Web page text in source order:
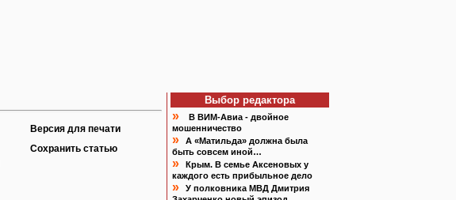
Версия для печати
Сохранить статью
Выбор редактора
»
В ВИМ-Авиа - двойное
мошенничество
»
А «Матильда» должна была
быть совсем иной…
»
Крым. В семье Аксеновых у
каждого есть прибыльное дело
»
У полковника МВД Дмитрия